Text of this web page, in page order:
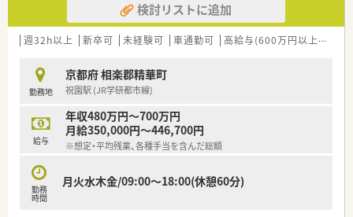
＜福利厚生について＞
・総合共済会、企業年金基金、団体生命保険、社員持株会、財形貯
蓄、買物割引制度などたくさんの福利厚生を用意されています！
＜教育研修制度について＞
■基礎教育やビジネススクールなどの一般教育から、管理薬剤師
研修や総合研修、専門研修など専門教育など、段階に分けての教
育研修制度あり！
キャリア支援の制度も整いスキルアップを目指せる環境です
検討リストに追加
週32h以上 新卒可 未経験可 車通勤可 高給与(600万円以上)
勤務地
京都府 相楽郡精華町
祝園駅 (JR学研都市線)
給与
年収480万円～700万円
月給350,000円～446,700円
※想定・平均残業、各種手当を含んだ総額
勤務
時間
月火水木金/09:00～18:00(休憩60分)